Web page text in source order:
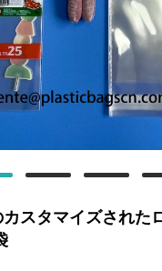
スタマイズされた